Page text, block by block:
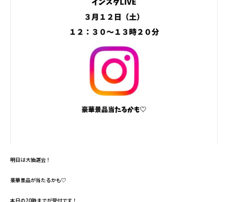
明日は大抽選会！
豪華景品が当たるかも♡
本日の20時までが受付です！